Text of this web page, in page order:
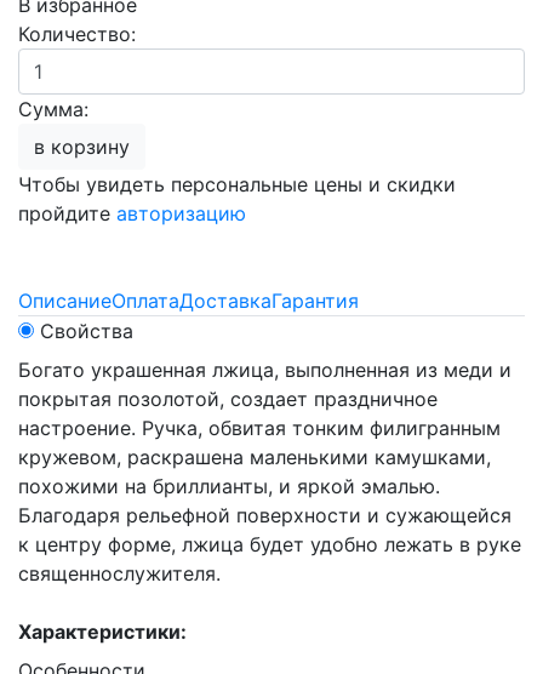
В избранное
Количество:
Сумма:
в корзину
Чтобы увидеть персональные цены и скидки
пройдите авторизацию
ОписаниеОплатаДоставкаГарантия
Свойства
Богато украшенная лжица, выполненная из меди и
покрытая позолотой, создает праздничное
настроение. Ручка, обвитая тонким филигранным
кружевом, раскрашена маленькими камушками,
похожими на бриллианты, и яркой эмалью.
Благодаря рельефной поверхности и сужающейся
к центру форме, лжица будет удобно лежать в руке
священнослужителя.
Характеристики: